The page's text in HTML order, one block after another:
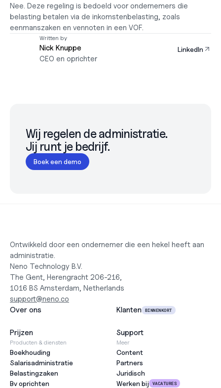
Nee. Deze regeling is bedoeld voor ondernemers die
belasting betalen via de inkomstenbelasting, zoals
eenmanszaken en vennoten in een VOF.
Written by
Nick Knuppe
CEO en oprichter
LinkedIn
Wij regelen de administratie.
Jij runt je bedrijf.
Boek een demo
Ontwikkeld door een ondernemer die een hekel heeft aan
administratie.
Neno Technology B.V.
The Gent, Herengracht 206-216,
1016 BS Amsterdam, Netherlands
support@neno.co
Over ons
Klanten BINNENKORT
Prijzen Support
Producten & diensten
Boekhouding
Salarisadministratie
Belastingzaken
Bv oprichten
Meer
Content
Partners
Juridisch
Werken bij
VACATURES